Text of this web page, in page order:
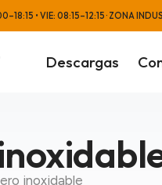
• VIE: 08:15–12:15 · ZONA
Descargas
inoxidable